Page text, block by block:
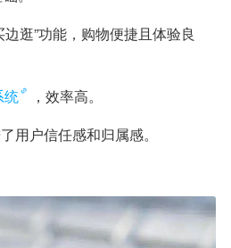
逛”功能，购物便捷且体验良
统
，效率高。
用户信任感和归属感。